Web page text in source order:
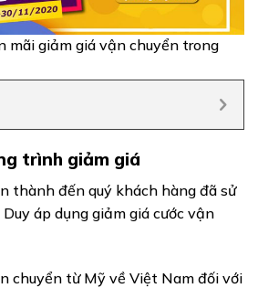
mãi giảm giá vận chuyển trong
trình giảm giá
thành đến quý khách hàng đã sử
áp dụng giảm giá cước vận
chuyển từ Mỹ về Việt Nam đối với